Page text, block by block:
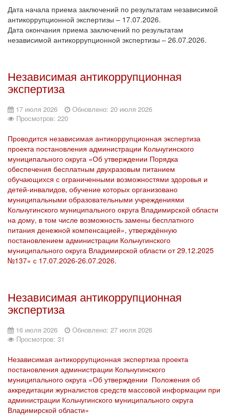
Дата начала приема заключений по результатам независимой
антикоррупционной экспертизы – 17.07.2026.
Дата окончания приема заключений по результатам
независимой антикоррупционной экспертизы – 26.07.2026.
Независимая антикоррупционная
экспертиза
17 июля 2026
Обновлено: 20 июля 2026
Просмотров: 220
Проводится независимая антикоррупционная экспертиза
проекта постановления администрации Кольчугинского
муниципального округа «Об утверждении Порядка
обеспечения бесплатным двухразовым питанием
обучающихся с ограниченными возможностями здоровья и
детей-инвалидов, обучение которых организовано
муниципальными образовательными учреждениями
Кольчугинского муниципального округа Владимирской области
на дому, в том числе возможность замены бесплатного
питания денежной компенсацией», утверждённую
постановлением администрации Кольчугинского
муниципального округа Владимирской области от 29.12.2025
№137» с 17.07.2026-26.07.2026.
Независимая антикоррупционная
экспертиза
16 июля 2026
Обновлено: 27 июля 2026
Просмотров: 31
Независимая антикоррупционная экспертиза проекта
постановления администрации Кольчугинского
муниципального округа «Об утверждении Положения об
аккредитации журналистов средств массовой информации при
администрации Кольчугинского муниципального округа
Владимирской области»